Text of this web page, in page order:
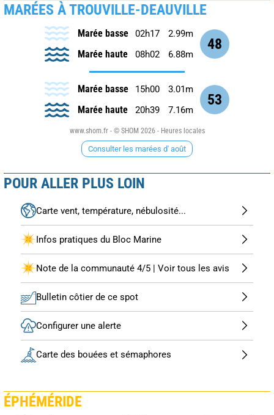
MARÉES À TROUVILLE-DEAUVILLE
48
Marée basse 02h17 2.99m
Marée haute 08h02 6.88m
53
Marée basse 15h00 3.01m
Marée haute 20h39 7.16m
www.shom.fr - © SHOM 2026 - Heures locales
Consulter les marées d' août
POUR ALLER PLUS LOIN
Carte vent, température, nébulosité...
Infos pratiques du Bloc Marine
Note de la communauté 4/5 | Voir tous les avis
Bulletin côtier de ce spot
Configurer une alerte
Carte des bouées et sémaphores
ÉPHÉMÉRIDE